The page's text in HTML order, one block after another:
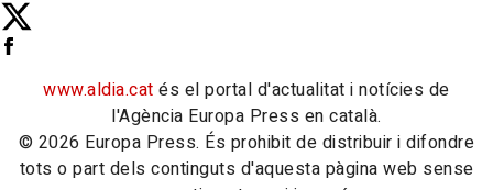
www.aldia.cat és el portal d'actualitat i notícies de
l'Agència Europa Press en català.
© 2026 Europa Press. És prohibit de distribuir i difondre
tots o part dels continguts d'aquesta pàgina web sense